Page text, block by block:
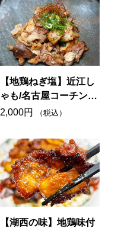
【地鶏ねぎ塩】近江し
ゃも/名古屋コーチン
300ｇ
2,000円 （税込）
【湖西の味】地鶏味付